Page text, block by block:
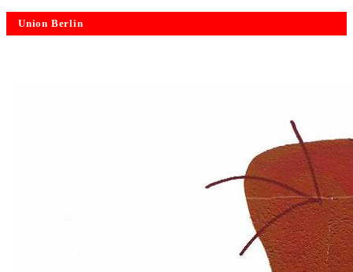
Union Berlin